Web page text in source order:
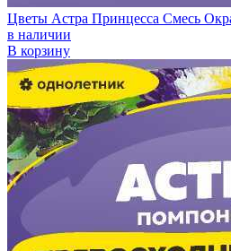
Цветы Астра Принцесса Смесь
в наличии
В корзину